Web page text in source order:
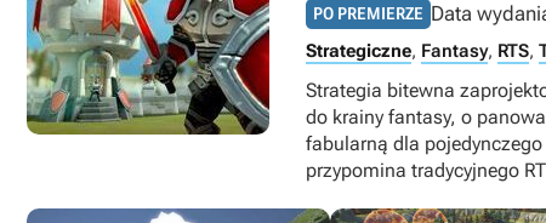
PO PREMIERZE Data
Strategiczne, Fantasy, RTS,
Strategia bitewna
do krainy fantasy, o
fabularną dla
przypomina tradycyjnego